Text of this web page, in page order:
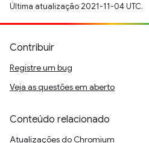
Última atualização 2021-11-04 UTC.
Contribuir
Registre um bug
Veja as questões em aberto
Conteúdo relacionado
Atualizações do Chromium